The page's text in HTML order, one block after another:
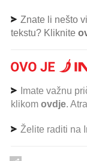
Znate li nešto
tekstu? Kliknite
Imate važnu
klikom ovdje.
Želite raditi na